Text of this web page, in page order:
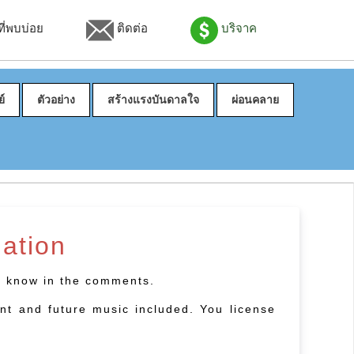
พบบ่อย ติดต่อ บริจาค
ตัวอย่าง สร้างแรงบันดาลใจ ผ่อนคลาย
in the comments.
and future music included. You license